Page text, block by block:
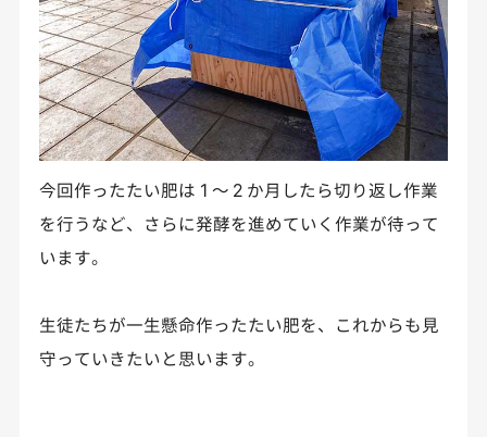
今回作ったたい肥は１～２か月したら切り返し作業
を行うなど、さらに発酵を進めていく作業が待って
います。
生徒たちが一生懸命作ったたい肥を、これからも見
守っていきたいと思います。